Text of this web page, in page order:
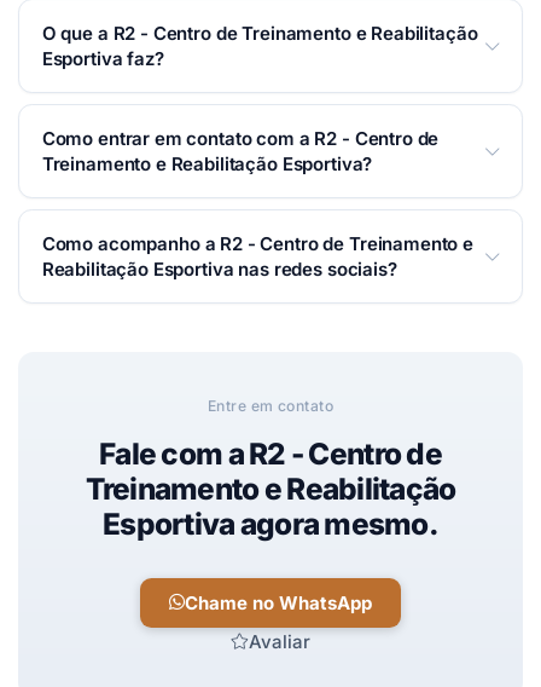
seção Localizaçãodesta página.
Aceitamos: Cartão de crédito, Cartão de débito,
Dinheiro, Pix.
O que a R2 - Centro de Treinamento e Reabilitação
Esportiva faz?
Academia em Taubaté. R2 é o primeiro Centro de
Treinamento e Reabilitação Esportiva de Taubaté
totalmente monitorado por frequência cardíaca.
Como entrar em contato com a R2 - Centro de
Treinamento e Reabilitação Esportiva?
Você pode falar com a R2 - Centro de Treinamento e
Reabilitação Esportiva por WhatsApp, telefone ou e-
Como acompanho a R2 - Centro de Treinamento e
Reabilitação Esportiva nas redes sociais?
Entre em contato
Fale com a R2 - Centro de
Treinamento e Reabilitação
Esportiva agora mesmo.
Chame no WhatsApp
Avaliar